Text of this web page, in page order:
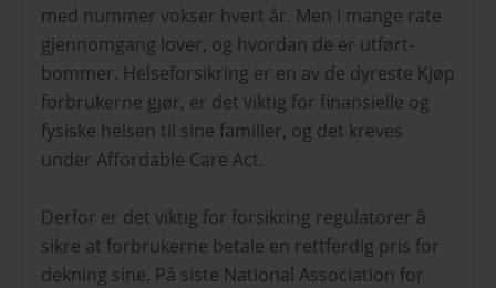
med nummer vokser hvert år. Men i mange rate
gjennomgang lover, og hvordan de er utført-
bommer. Helseforsikring er en av de dyreste Kjøp
forbrukerne gjør, er det viktig for finansielle og
fysiske helsen til sine familier, og det kreves
under Affordable Care Act.
Derfor er det viktig for forsikring regulatorer å
sikre at forbrukerne betale en rettferdig pris for
dekning sine. På siste National Association for